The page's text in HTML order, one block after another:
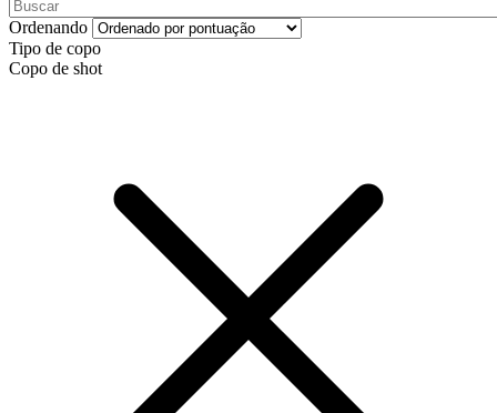
Ordenando
Tipo de copo
Copo de shot